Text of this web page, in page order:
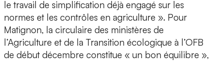
le travail de simplification déjà engagé sur les
normes et les contrôles en agriculture ». Pour
Matignon, la circulaire des ministères de
l’Agriculture et de la Transition écologique à l’OFB
de début décembre constitue « un bon équilibre »,